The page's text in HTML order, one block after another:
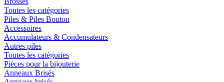
Toutes les catégories
Piles & Piles Bouton
Accessoires
Accumulateurs & Condensateurs
Autres piles
Toutes les catégories
Pièces pour la bijouterie
Anneaux Brisés